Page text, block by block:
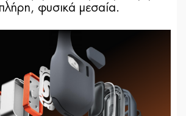
φυσικά μεσαία.